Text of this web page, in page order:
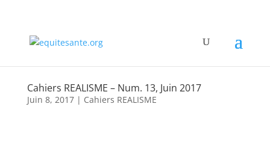
Cahiers REALISME – Num. 13, Juin 2017
Juin 8, 2017| Cahiers REALISME